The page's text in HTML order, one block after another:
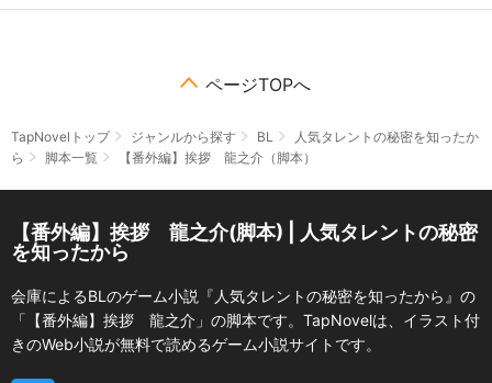
ページTOPへ
TapNovelトップ ジャンルから探す BL
人気タレントの秘密を知ったか
ら
脚本一覧 【番外編】挨拶 龍之介（脚本）
【番外編】挨拶 龍之介(脚本) | 人気タレントの秘密
を知ったから
会庫によるBLのゲーム小説『人気タレントの秘密を知ったから』の
「【番外編】挨拶 龍之介」の脚本です。TapNovelは、イラスト付
きのWeb小説が無料で読めるゲーム小説サイトです。